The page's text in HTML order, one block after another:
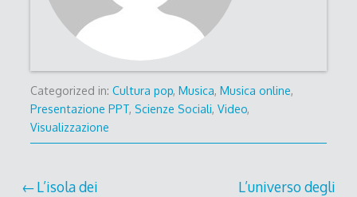
Categorized in: Cultura pop, Musica, Musica online,
Presentazione PPT, Scienze Sociali, Video,
Visualizzazione
Post
L’isola dei L’universo degli